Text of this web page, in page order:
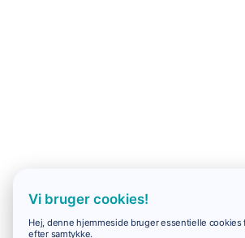
Vi bruger cookies!
Hej, denne hjemmeside bruger essentielle
efter samtykke.